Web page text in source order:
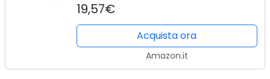
Satinato, Metallico, Tonalità Brights
19,57€
Acquista ora
Amazon.it